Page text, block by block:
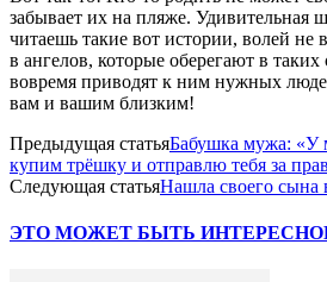
забывает их на пляже. Удивительная
читаешь такие вот истории, волей не
в ангелов, которые оберегают в таких
вовремя приводят к ним нужных
вам и вашим близким!
Предыдущая статьяБабушка мужа: «У
купим трёшку и отправлю тебя за
Следующая статьяНашла своего сына
ЭТО МОЖЕТ БЫТЬ ИНТЕРЕСНО